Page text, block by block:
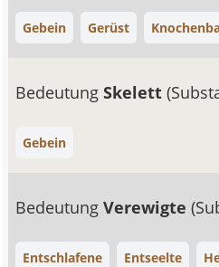
Gebein Gerüst
BedeutungSkelett
Gebein
BedeutungVerewigte
Entschlafene Entseelte